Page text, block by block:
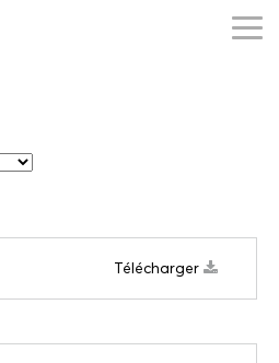
Télécharger